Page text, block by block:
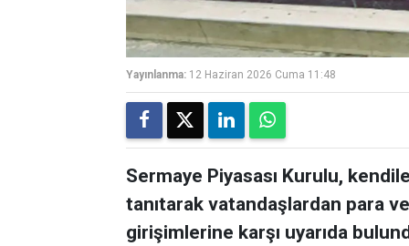
Yayınlanma: 12 Haziran 2026 Cuma 11:48
Sermaye Piyasası Kurulu,
tanıtarak vatandaşlardan para ve
girişimlerine karşı uyarıda